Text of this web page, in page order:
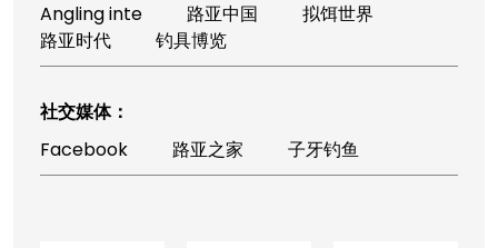
Angling inte
路亚中国
拟饵世界
路亚时代
钓具博览
社交媒体：
Facebook
路亚之家 子牙钓鱼